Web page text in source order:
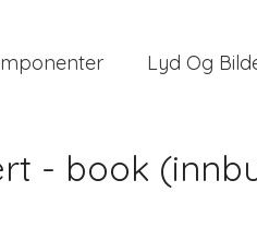
Lyd Og
- book